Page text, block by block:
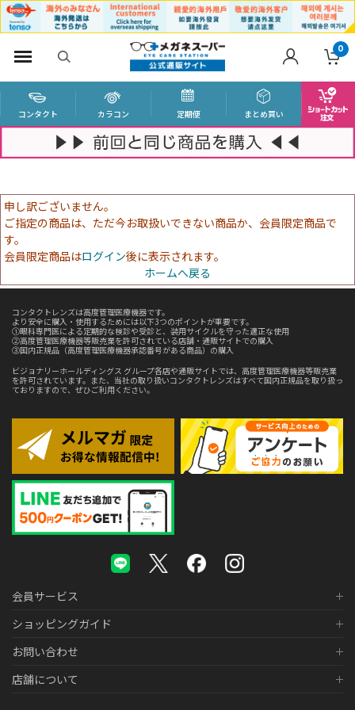
0
コンタクト カラコン 定期便 まとめ買い
申し訳ございません。
ご指定の商品は、ただ今お取扱いできない商品か、会員限定商品で
す。
会員限定商品はログイン後に表示されます。
ホームへ戻る
コンタクトレンズは高度管理医療機器です。
より安全に購入・使用するためには以下3つのポイントが重要です。
①眼科専門医による定期的な検診や受診と、装用サイクルを守った適正な使用
②高度管理医療機器等販売業を許可されている店舗・通販サイトでの購入
③国内正規品（高度管理医療機器承認番号がある商品）の購入
ビジョナリーホールディングス グループ各店や通販サイトでは、高度管理医療機器等販売業
を許可されています。また、当社の取り扱いコンタクトレンズはすべて国内正規品を取り扱っ
ておりますので、ぜひご利用ください。
会員サービス
ショッピングガイド
お問い合わせ
店舗について